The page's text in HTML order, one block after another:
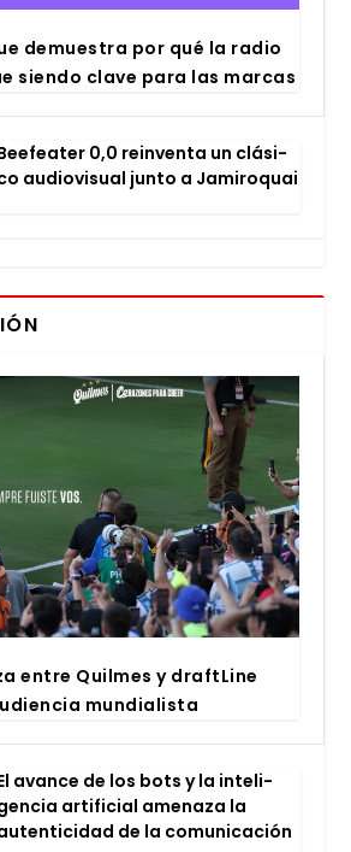
demues­tra por qué la radio
sien­do cla­ve para las mar­cas
0,0 rein­ven­ta un clá­si­
audio­vi­sual jun­to a Jami­ro­quai
entre Quil­mes y draftLi­ne
mun­dia­lis­ta
avan­ce de los bots y la inte­li­
arti­fi­cial ame­na­za la
de la comu­ni­ca­ción